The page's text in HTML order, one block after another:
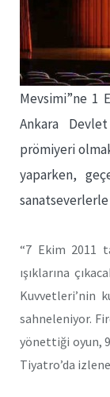
Mevsimi”ne 1
Ankara
prömiyeri
yaparken,
“7 Ekim 2011
ışıklarına
Kuvvetleri’nin
sahneleniyor.
yönettiği oyun,
Tiyatro’da